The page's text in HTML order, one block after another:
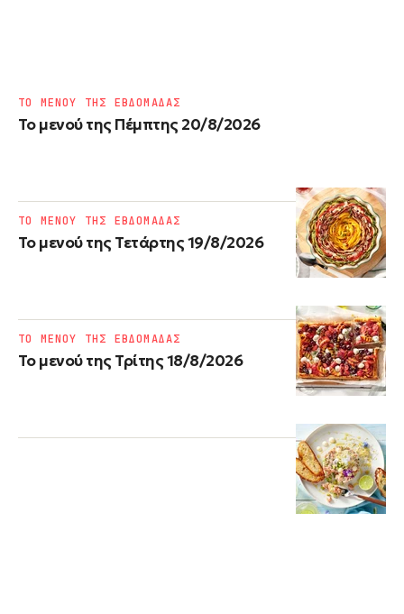
Το μενού της Πέμπτης 20/8/2026
ΤΟ ΜΕΝΟΥ ΤΗΣ ΕΒΔΟΜΑΔΑΣ
Το μενού της Τετάρτης 19/8/2026
ΤΟ ΜΕΝΟΥ ΤΗΣ ΕΒΔΟΜΑΔΑΣ
Το μενού της Τρίτης 18/8/2026
ΤΟ ΜΕΝΟΥ ΤΗΣ ΕΒΔΟΜΑΔΑΣ